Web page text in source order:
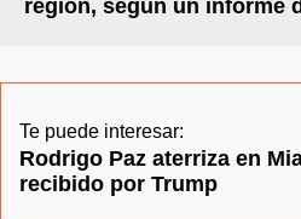
región, según un informe
Te puede interesar:
Rodrigo Paz aterriza en
recibido por Trump